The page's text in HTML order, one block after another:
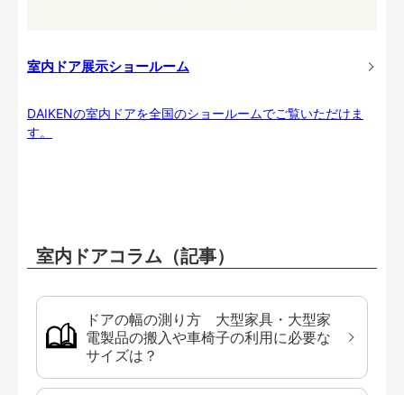
室内ドア展示ショールーム
DAIKENの室内ドアを全国のショールームでご覧いただけま
す。
室内ドアコラム（記事）
ドアの幅の測り方 大型家具・大型家
電製品の搬入や車椅子の利用に必要な
サイズは？